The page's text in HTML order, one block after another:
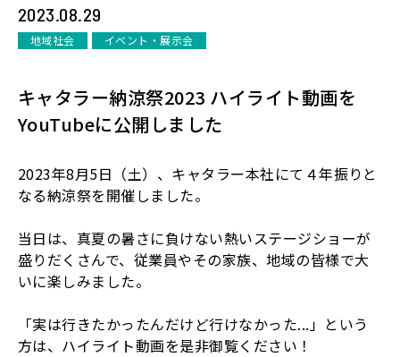
2023.08.29
地域社会 イベント・展示会
キャタラー納涼祭2023 ハイライト動画を
YouTubeに公開しました
2023年8月5日（土）、キャタラー本社にて４年振りと
なる納涼祭を開催しました。
当日は、真夏の暑さに負けない熱いステージショーが
盛りだくさんで、従業員やその家族、地域の皆様で大
いに楽しみました。
「実は行きたかったんだけど行けなかった...」という
方は、ハイライト動画を是非御覧ください！